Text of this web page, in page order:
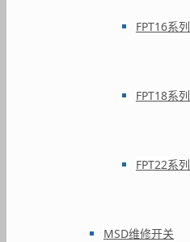
FPT16系列
FPT18系列
FPT22系列
MSD维修开关